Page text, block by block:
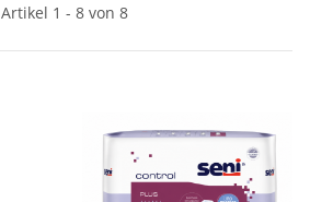
Artikel 1 - 8 von 8